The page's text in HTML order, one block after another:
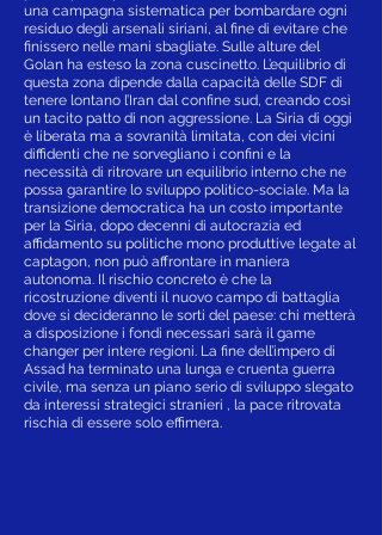
una campagna sistematica per bombardare ogni
residuo degli arsenali siriani, al fine di evitare che
finissero nelle mani sbagliate. Sulle alture del
Golan ha esteso la zona cuscinetto. L’equilibrio di
questa zona dipende dalla capacità delle SDF di
tenere lontano l’Iran dal confine sud, creando così
un tacito patto di non aggressione. La Siria di oggi
è liberata ma a sovranità limitata, con dei vicini
diffidenti che ne sorvegliano i confini e la
necessità di ritrovare un equilibrio interno che ne
possa garantire lo sviluppo politico-sociale. Ma la
transizione democratica ha un costo importante
per la Siria, dopo decenni di autocrazia ed
affidamento su politiche mono produttive legate al
captagon, non può affrontare in maniera
autonoma. Il rischio concreto è che la
ricostruzione diventi il nuovo campo di battaglia
dove si decideranno le sorti del paese: chi metterà
a disposizione i fondi necessari sarà il game
changer per intere regioni. La fine dell’impero di
Assad ha terminato una lunga e cruenta guerra
civile, ma senza un piano serio di sviluppo slegato
da interessi strategici stranieri , la pace ritrovata
rischia di essere solo effimera.